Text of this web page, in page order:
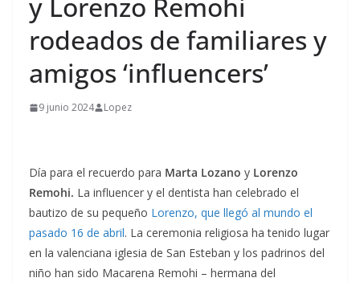
y Lorenzo Remohi
rodeados de familiares y
amigos ‘influencers’
9 junio 2024 Lopez
Día para el recuerdo para Marta Lozano y Lorenzo
Remohi. La influencer y el dentista han celebrado el
bautizo de su pequeño Lorenzo, que llegó al mundo el
pasado 16 de abril. La ceremonia religiosa ha tenido lugar
en la valenciana iglesia de San Esteban y los padrinos del
niño han sido Macarena Remohi – hermana del